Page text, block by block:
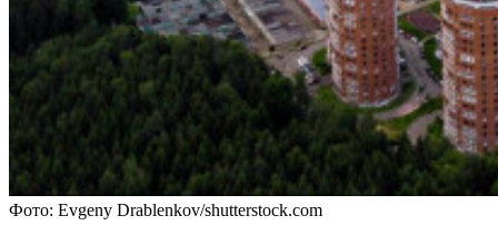
Фото: Evgeny Drablenkov/shutterstock.com